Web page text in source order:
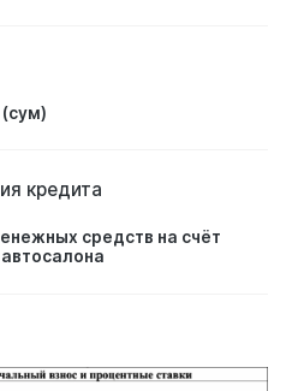
кредита
средств на счёт